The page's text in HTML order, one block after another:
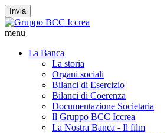
Invia
menu
La Banca
La storia
Organi sociali
Bilanci di Esercizio
Bilanci di Coerenza
Documentazione Societaria
Il Gruppo BCC Iccrea
La Nostra Banca - Il film